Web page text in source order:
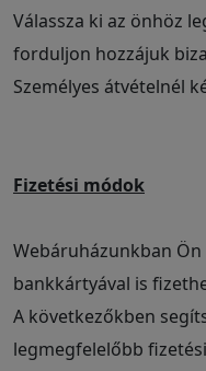
Válassza ki az önhöz
forduljon hozzájuk
Személyes átvételnél
Fizetési módok
Webáruházunkban
bankkártyával is
A következőkben
legmegfelelőbb